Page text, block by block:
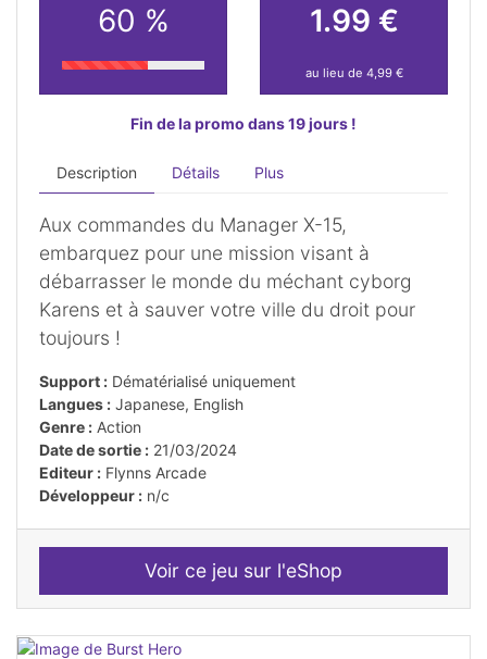
60 % 1.99 €
au lieu de 4,99 €
Fin de la promo dans 19 jours !
Description Détails Plus
Aux commandes du Manager X-15,
embarquez pour une mission visant à
débarrasser le monde du méchant cyborg
Karens et à sauver votre ville du droit pour
toujours !
Support : Dématérialisé uniquement
Langues : Japanese, English
Genre : Action
Date de sortie : 21/03/2024
Editeur : Flynns Arcade
Développeur : n/c
Voir ce jeu sur l'eShop